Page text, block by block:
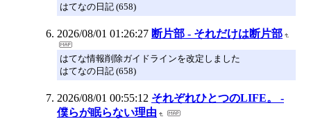
はてなの日記 (658)
2026/08/01 01:26:27 断片部 - それだけは断片部
はてな情報削除ガイドラインを改定しました
はてなの日記 (658)
2026/08/01 00:55:12 それぞれひとつのLIFE。 -
僕らが眠らない理由